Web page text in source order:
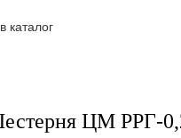
каталог
ЦМ РРГ-